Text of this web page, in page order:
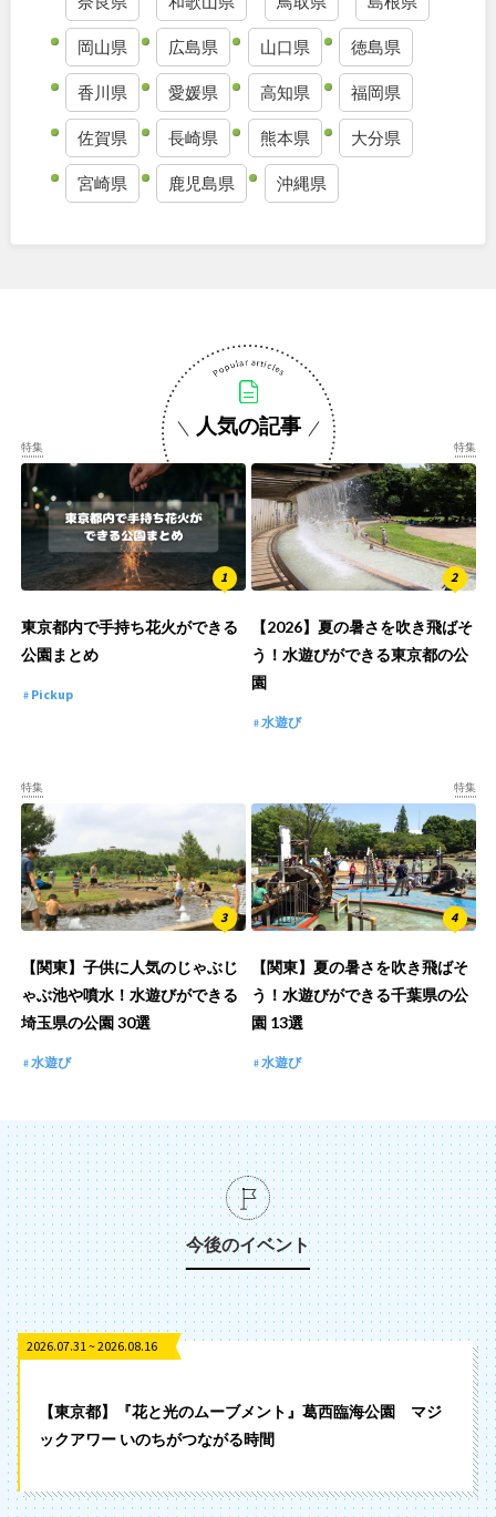
岡山県 広島県 山口県 徳島県
香川県 愛媛県 高知県 福岡県
佐賀県 長崎県 熊本県 大分県
宮崎県 鹿児島県 沖縄県
人気の記事
特集
東京都内で手持ち花火ができる
公園まとめ
Pickup
特集
【2026】夏の暑さを吹き飛ばそ
う！水遊びができる東京都の公
園
水遊び
特集
【関東】子供に人気のじゃぶじ
ゃぶ池や噴水！水遊びができる
埼玉県の公園 30選
水遊び
特集
【関東】夏の暑さを吹き飛ばそ
う！水遊びができる千葉県の公
園 13選
水遊び
今後のイベント
2026.07.31 ~ 2026.08.16
【東京都】『花と光のムーブメント』葛西臨海公園 マジ
ックアワー いのちがつながる時間